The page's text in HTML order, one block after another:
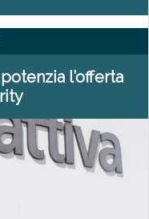
l’offerta